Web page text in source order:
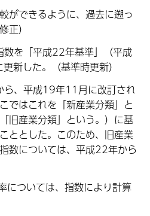
ができるように、過去に遡っ
正）
を「平成22年基準」（平成
新した。（基準時更新）
、平成19年11月に改訂され
ではこれを「新産業分類」と
旧産業分類」という。）に基
ととした。このため、旧産業
数については、平成22年から
については、指数により計算